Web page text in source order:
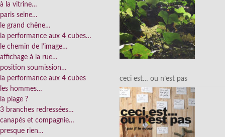
à la vitrine…
paris seine…
le grand chêne…
la performance aux 4 cubes…
le chemin de l’image…
affichage à la rue…
position soumission…
la performance aux 4 cubes
les hommes…
la plage ?
3 branches redressées…
canapés et compagnie…
presque rien…
ceci est… ou n’est pas